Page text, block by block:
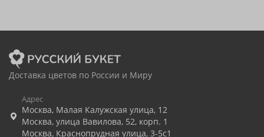
Доставка цветов по России и Миру
Адрес
Москва, Малая Калужская улица, 12
Москва, улица Вавилова, 52, корп. 1
Москва, Краснопрудная улица, 3-5с1